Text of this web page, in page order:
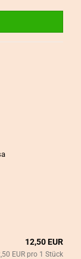
12,50 EUR
EUR pro 1 Stück